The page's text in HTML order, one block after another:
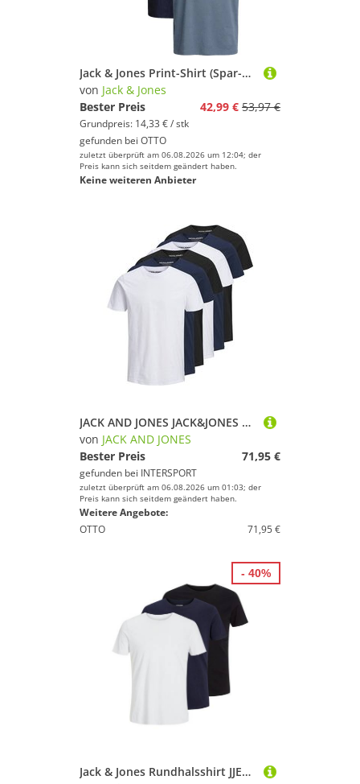
Jack & Jones Print-Shirt (Spar-Set, 3er-Pack) mit Logodruck, aus Baumwolle
von Jack & Jones
Bester Preis
42,99 € 53,97 €
Grundpreis: 14,33 € / stk
gefunden bei OTTO
zuletzt überprüft am 06.08.2026 um 12:04; der
Preis kann sich seitdem geändert haben.
Keine weiteren Anbieter
JACK AND JONES JACK&JONES Herren T-Shirt, 6er Pack - JJEORGANIC BASIC TEE O-NECK, Kurzarm, Bio-Baumwolle
von JACK AND JONES
Bester Preis
71,95 €
gefunden bei INTERSPORT
zuletzt überprüft am 06.08.2026 um 01:03; der
Preis kann sich seitdem geändert haben.
Weitere Angebote:
OTTO
71,95 €
Jack & Jones Rundhalsshirt JJEORGANIC BASIC TEE SS O-NE 3PK MP NOOS (Packung, 3-tlg)
- 40%